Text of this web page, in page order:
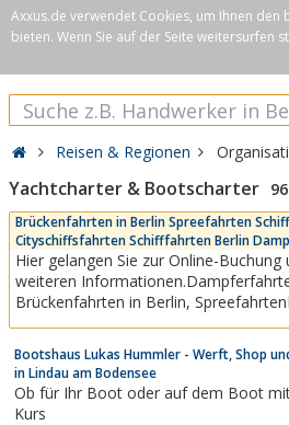
Axxus.de verwendet Cookies, um Ihnen den
bieten. Wenn Sie auf der Seite weitersurfen
Reisen & Regionen
Yachtcharter & Bootscharter 96
Brückenfahrten in Berlin Spreefahrten
Cityschiffsfahrten Schifffahrten Berlin
Hier gelangen Sie zur Online-Buchung
weiteren
Brückenfahrten in Berlin, SpreefahrtenMachen
die schönsten Sehenswürdigkeiten, wie den
Berliner Fernsehturm, das Regierungsviertel, das
Nikolaiviertel...
Bootshaus Lukas Hummler - Werft, Shop
in Lindau am Bodensee
Ob für Ihr Boot oder auf dem Boot
Kurs